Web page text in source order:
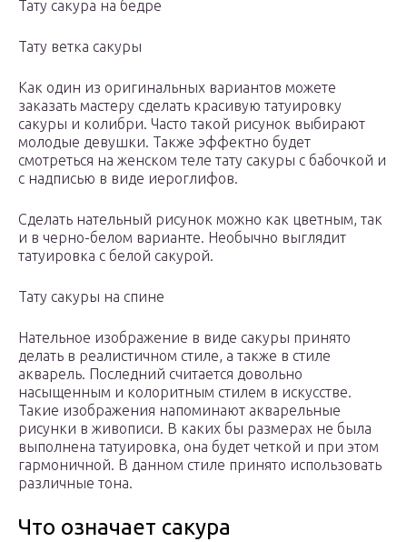
Тату сакура на бедре
Тату ветка сакуры
Как один из оригинальных вариантов можете
заказать мастеру сделать красивую татуировку
сакуры и колибри. Часто такой рисунок выбирают
молодые девушки. Также эффектно будет
смотреться на женском теле тату сакуры с бабочкой и
с надписью в виде иероглифов.
Сделать нательный рисунок можно как цветным, так
и в черно-белом варианте. Необычно выглядит
татуировка с белой сакурой.
Тату сакуры на спине
Нательное изображение в виде сакуры принято
делать в реалистичном стиле, а также в стиле
акварель. Последний считается довольно
насыщенным и колоритным стилем в искусстве.
Такие изображения напоминают акварельные
рисунки в живописи. В каких бы размерах не была
выполнена татуировка, она будет четкой и при этом
гармоничной. В данном стиле принято использовать
различные тона.
Что означает сакура